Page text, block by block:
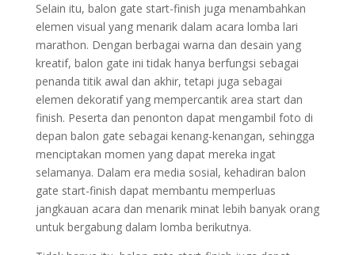
Selain itu, balon gate start-finish juga menambahkan
elemen visual yang menarik dalam acara lomba lari
marathon. Dengan berbagai warna dan desain yang
kreatif, balon gate ini tidak hanya berfungsi sebagai
penanda titik awal dan akhir, tetapi juga sebagai
elemen dekoratif yang mempercantik area start dan
finish. Peserta dan penonton dapat mengambil foto di
depan balon gate sebagai kenang-kenangan, sehingga
menciptakan momen yang dapat mereka ingat
selamanya. Dalam era media sosial, kehadiran balon
gate start-finish dapat membantu memperluas
jangkauan acara dan menarik minat lebih banyak orang
untuk bergabung dalam lomba berikutnya.